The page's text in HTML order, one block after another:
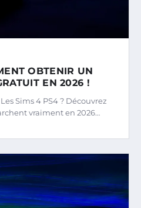
OBTENIR UN
EN 2026 !
Sims 4 PS4 ? Découvrez
vraiment en 2026…